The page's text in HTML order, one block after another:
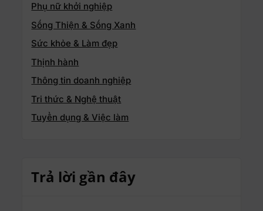
Phụ nữ khởi nghiệp
Sống Thiện & Sống Xanh
Sức khỏe & Làm đẹp
Thịnh hành
Thông tin doanh nghiệp
Tri thức & Nghệ thuật
Tuyển dụng & Việc làm
Trả lời gần đây